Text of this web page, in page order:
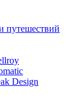
путешествий
Design